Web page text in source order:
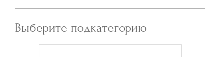
Выберите подкатегорию